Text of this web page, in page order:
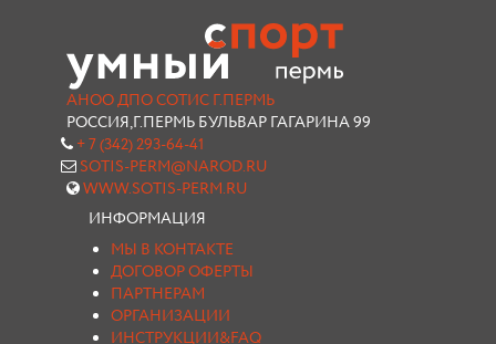
АНОО ДПО СОТИС Г.ПЕРМЬ
РОССИЯ,Г.ПЕРМЬ БУЛЬВАР ГАГАРИНА 99
+ 7 (342) 293-64-41
SOTIS-PERM@NAROD.RU
WWW.SOTIS-PERM.RU
ИНФОРМАЦИЯ
МЫ В КОНТАКТЕ
ДОГОВОР ОФЕРТЫ
ПАРТНЕРАМ
ОРГАНИЗАЦИИ
ИНСТРУКЦИИ&FAQ